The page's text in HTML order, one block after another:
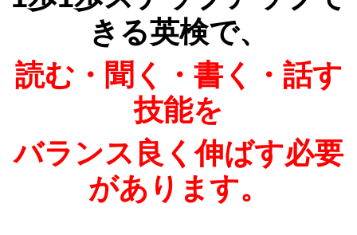
きる英検で、
読む・聞く・書く・話す
技能を
バランス良く伸ばす必要
があります。